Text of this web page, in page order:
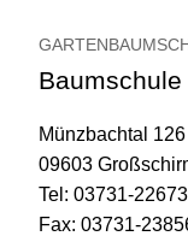
Münzbachtal 126
09603
Tel: 03731-22673
Fax: 03731-